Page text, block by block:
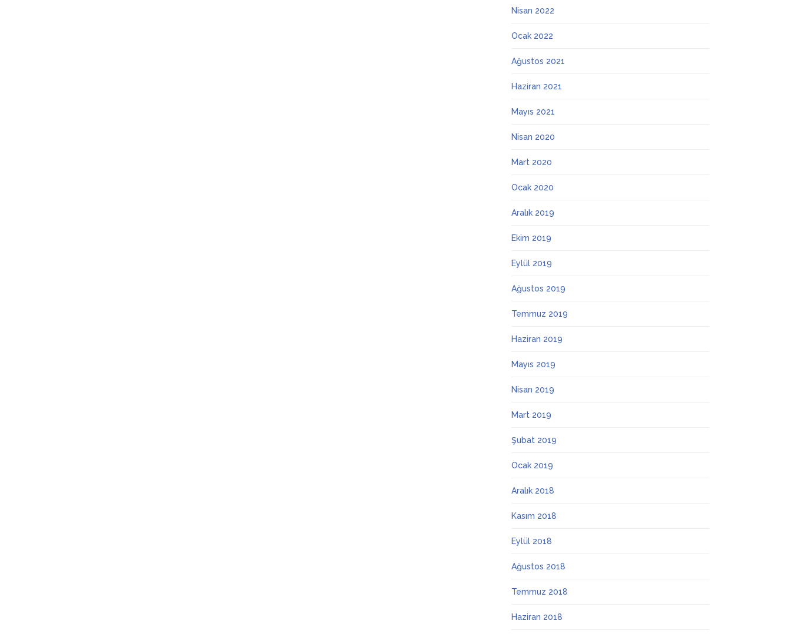
Nisan 2022
Ocak 2022
Ağustos 2021
Haziran 2021
Mayıs 2021
Nisan 2020
Mart 2020
Ocak 2020
Aralık 2019
Ekim 2019
Eylül 2019
Ağustos 2019
Temmuz 2019
Haziran 2019
Mayıs 2019
Nisan 2019
Mart 2019
Şubat 2019
Ocak 2019
Aralık 2018
Kasım 2018
Eylül 2018
Ağustos 2018
Temmuz 2018
Haziran 2018